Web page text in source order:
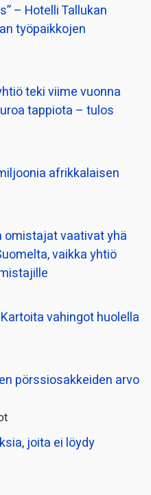
– Hotelli Tallukan
työpaikkojen
teki viime vuonna
tappiota – tulos
afrikkalaisen
omistajat vaativat yhä
vaikka yhtiö
vahingot huolella
pörssi­osakkeiden arvo
joita ei löydy